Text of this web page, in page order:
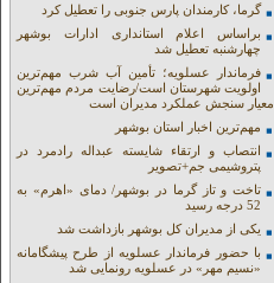
گرما، کارمندان پارس جنوبی را تعطیل کرد
براساس اعلام استانداری ادارات بوشهر
چهارشنبه تعطیل شد
فرماندار عسلویه؛ تأمین آب شرب مهم‌ترین
اولویت شهرستان است/رضایت مردم مهم‌ترین
معیار سنجش عملکرد مدیران است
مهم‌ترین اخبار استان بوشهر
انتصاب و ارتقاء شایسته عبداله رادمرد در
پتروشیمی جم+تصویر
تاخت و تاز گرما در بوشهر/ دمای «اهرم» به
52 درجه رسید
یکی از مدیران کل بوشهر بازداشت شد
با حضور فرماندار عسلویه از طرح پیشگامانه
«نسیم مهر» در عسلویه رونمایی شد